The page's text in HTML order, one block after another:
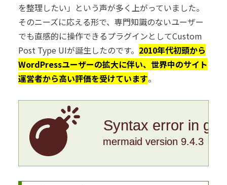
を整理したい」という声が多く上がっていました。
そのニーズに応える形で、専門知識のないユーザー
でも直感的に操作できるプラグインとしてCustom
Post Type UIが誕生したのです。 2010年代初頭から
WordPressユーザーの拡大に伴い、世界中のサイト
運営者から高い評価を受けています。
Syntax error in
mermaid version 9.4.3